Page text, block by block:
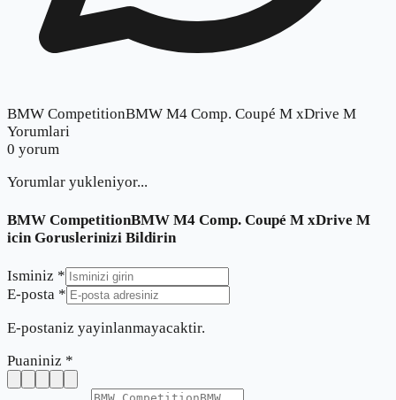
BMW CompetitionBMW M4 Comp. Coupé M xDrive M
Yorumlari
0 yorum
Yorumlar yukleniyor...
BMW CompetitionBMW M4 Comp. Coupé M xDrive M
icin Goruslerinizi Bildirin
Isminiz *
E-posta *
E-postaniz yayinlanmayacaktir.
Puaniniz *